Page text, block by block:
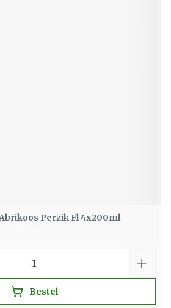
Perzik Fl 4x200ml
Bestel